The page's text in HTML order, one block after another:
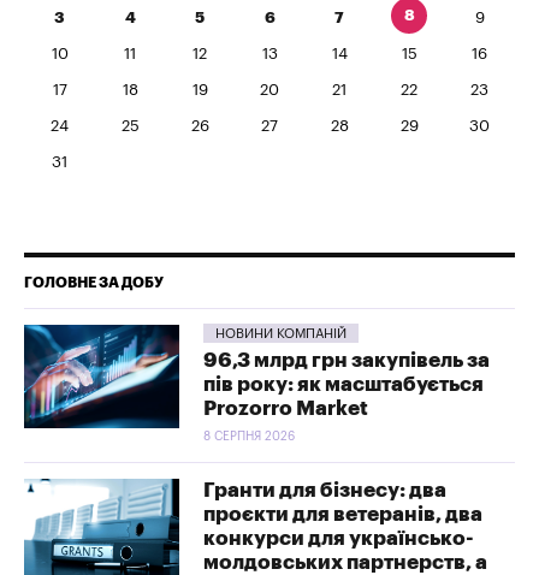
3 4 5 6 7 8 9
10 11 12 13 14 15 16
17 18 19 20 21 22 23
24 25 26 27 28 29 30
31
ГОЛОВНЕ ЗА ДОБУ
НОВИНИ КОМПАНІЙ
96,3 млрд грн закупівель за
пів року: як масштабується
Prozorro Market
8 СЕРПНЯ 2026
Гранти для бізнесу: два
проєкти для ветеранів, два
конкурси для українсько-
молдовських партнерств, а